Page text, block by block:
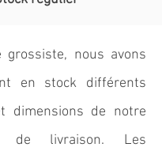
nous avons
en stock différents
dimensions de notre
de livraison. Les